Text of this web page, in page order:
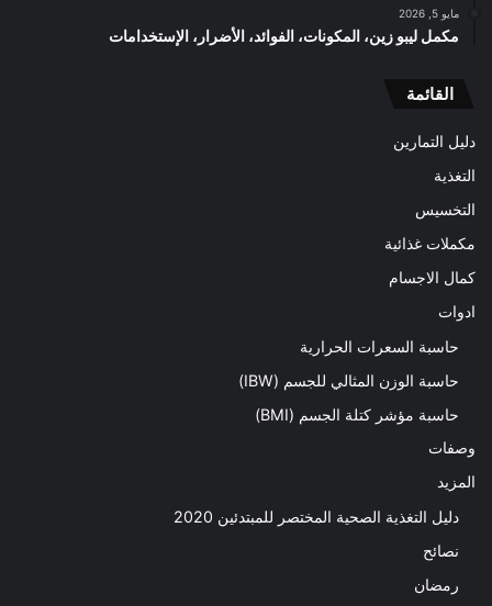
مايو 5, 2026
مكمل ليبو زين، المكونات، الفوائد، الأضرار، الإستخدامات
القائمة
دليل التمارين
التغذية
التخسيس
مكملات غذائية
كمال الاجسام
ادوات
حاسبة السعرات الحرارية
حاسبة الوزن المثالي للجسم (IBW)
حاسبة مؤشر كتلة الجسم (BMI)
وصفات
المزيد
دليل التغذية الصحية المختصر للمبتدئين 2020​
نصائح
رمضان